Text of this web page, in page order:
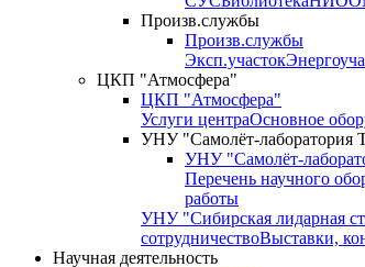
Произв.службы
Произв.службы
Эксп.участок
ЦКП "Атмосфера"
ЦКП "Атмосфера"
Услуги центраОсновное
УНУ "Самолёт-лаборатория
УНУ "Самолёт-
Перечень научного
работы
УНУ "Сибирская лидарная
сотрудничествоВыставки,
Научная деятельность